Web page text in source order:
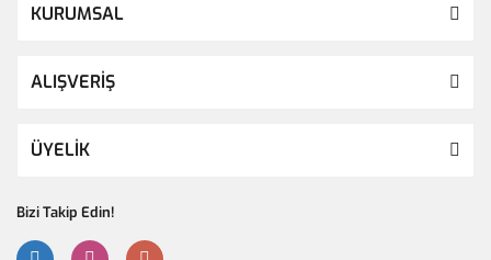
KURUMSAL
ALIŞVERİŞ
ÜYELİK
Bizi Takip Edin!